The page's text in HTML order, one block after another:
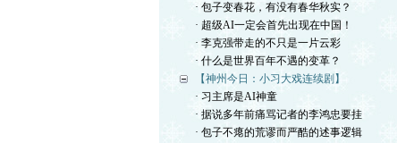
· 包子变春花，有没有春华秋实？
· 超级AI一定会首先出现在中国！
· 李克强带走的不只是一片云彩
· 什么是世界百年不遇的变革？
【神州今日：小习大戏连续剧】
· 习主席是AI神童
· 据说多年前痛骂记者的李鸿忠要挂
· 包子不瘪的荒谬而严酷的述事逻辑